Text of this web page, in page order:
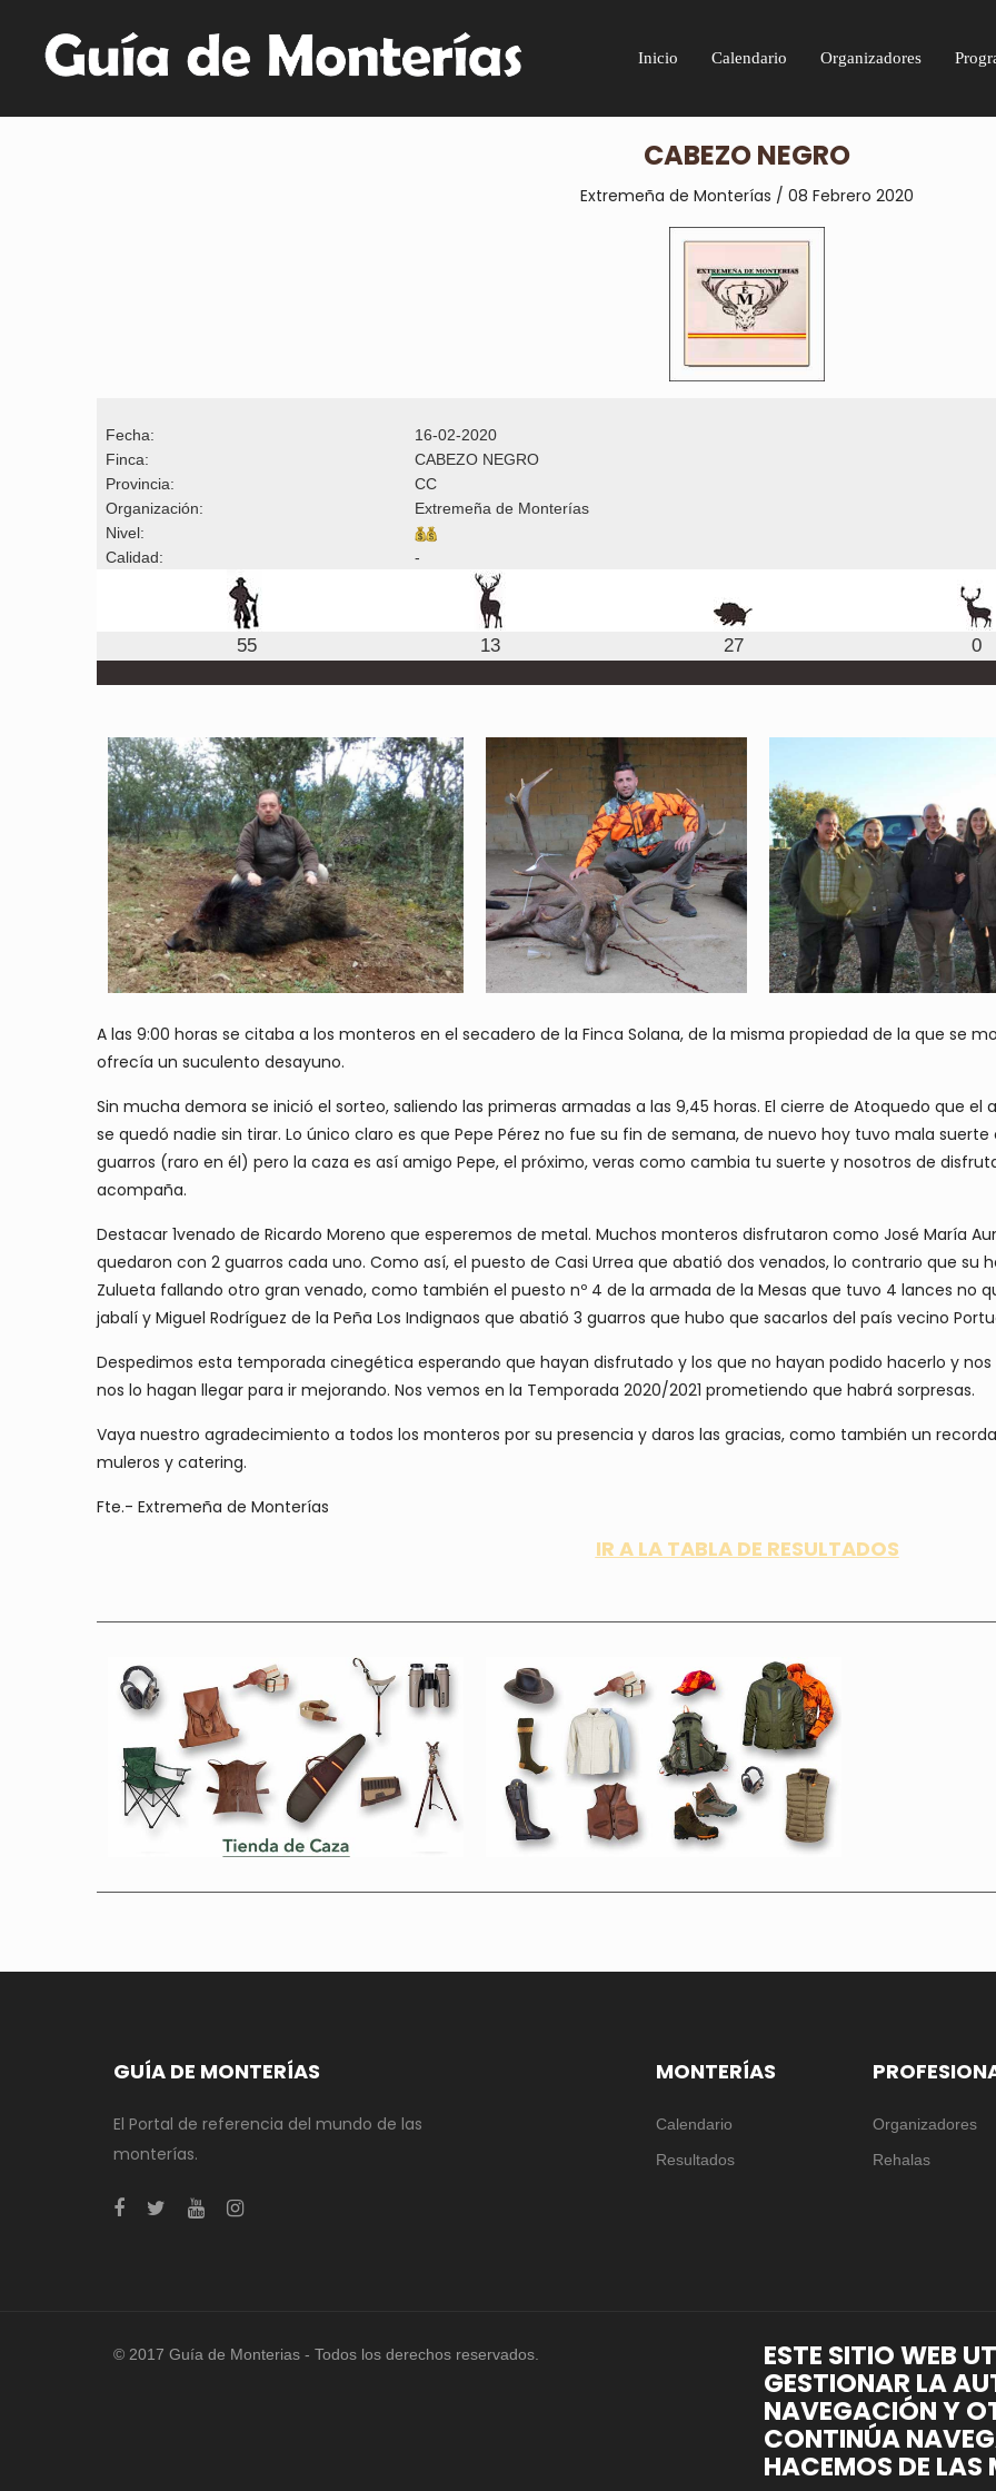
Inicio Calendario Organizadores
CABEZO NEGRO
Extremeña de Monterías / 08 Febrero 2020
Fecha:
16-02-2020
Finca:
CABEZO NEGRO
Provincia:
CC
Organización:
Extremeña de Monterías
Nivel:
Calidad:
-
55 13 27 0
A las 9:00 horas se citaba a los monteros en el secadero de la Finca Solana, de la misma propiedad de la que se
ofrecía un suculento desayuno.
Sin mucha demora se inició el sorteo, saliendo las primeras armadas a las 9,45 horas. El cierre de Atoquedo que
se quedó nadie sin tirar. Lo único claro es que Pepe Pérez no fue su fin de semana, de nuevo hoy tuvo mala
guarros (raro en él) pero la caza es así amigo Pepe, el próximo, veras como cambia tu suerte y nosotros de
acompaña.
Destacar 1venado de Ricardo Moreno que esperemos de metal. Muchos monteros disfrutaron como José María
quedaron con 2 guarros cada uno. Como así, el puesto de Casi Urrea que abatió dos venados, lo contrario que su
Zulueta fallando otro gran venado, como también el puesto nº 4 de la armada de la Mesas que tuvo 4 lances no
jabalí y Miguel Rodríguez de la Peña Los Indignaos que abatió 3 guarros que hubo que sacarlos del país vecino
Despedimos esta temporada cinegética esperando que hayan disfrutado y los que no hayan podido hacerlo y
nos lo hagan llegar para ir mejorando. Nos vemos en la Temporada 2020/2021 prometiendo que habrá sorpresas.
Vaya nuestro agradecimiento a todos los monteros por su presencia y daros las gracias, como también un
muleros y catering.
Fte.- Extremeña de Monterías
IR A LA TABLA DE RESULTADOS
GUÍA DE MONTERÍAS
El Portal de referencia del mundo de las
monterías.
MONTERÍAS
Calendario
Resultados
Organizadores
Rehalas
© 2017 Guía de Monterias - Todos los derechos reservados. ESTE SITIO WEB
GESTIONAR LA
NAVEGACIÓN Y
CONTINÚA
HACEMOS DE LAS